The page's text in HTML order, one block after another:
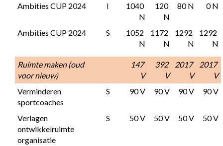
Ambities CUP 2024 I
1040
N
120
N
80 N 0 N
Ambities CUP 2024 S
1052
N
1172
N
1292
N
1292
N
Ruimte maken (oud
voor nieuw)
147
V
392
V
2017
V
2017
V
Verminderen
sportcoaches
S 90 V 90 V 90 V 90 V
Verlagen
ontwikkelruimte
organisatie
S 50 V 50 V 50 V 50 V